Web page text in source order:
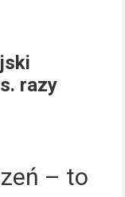
razy
– to